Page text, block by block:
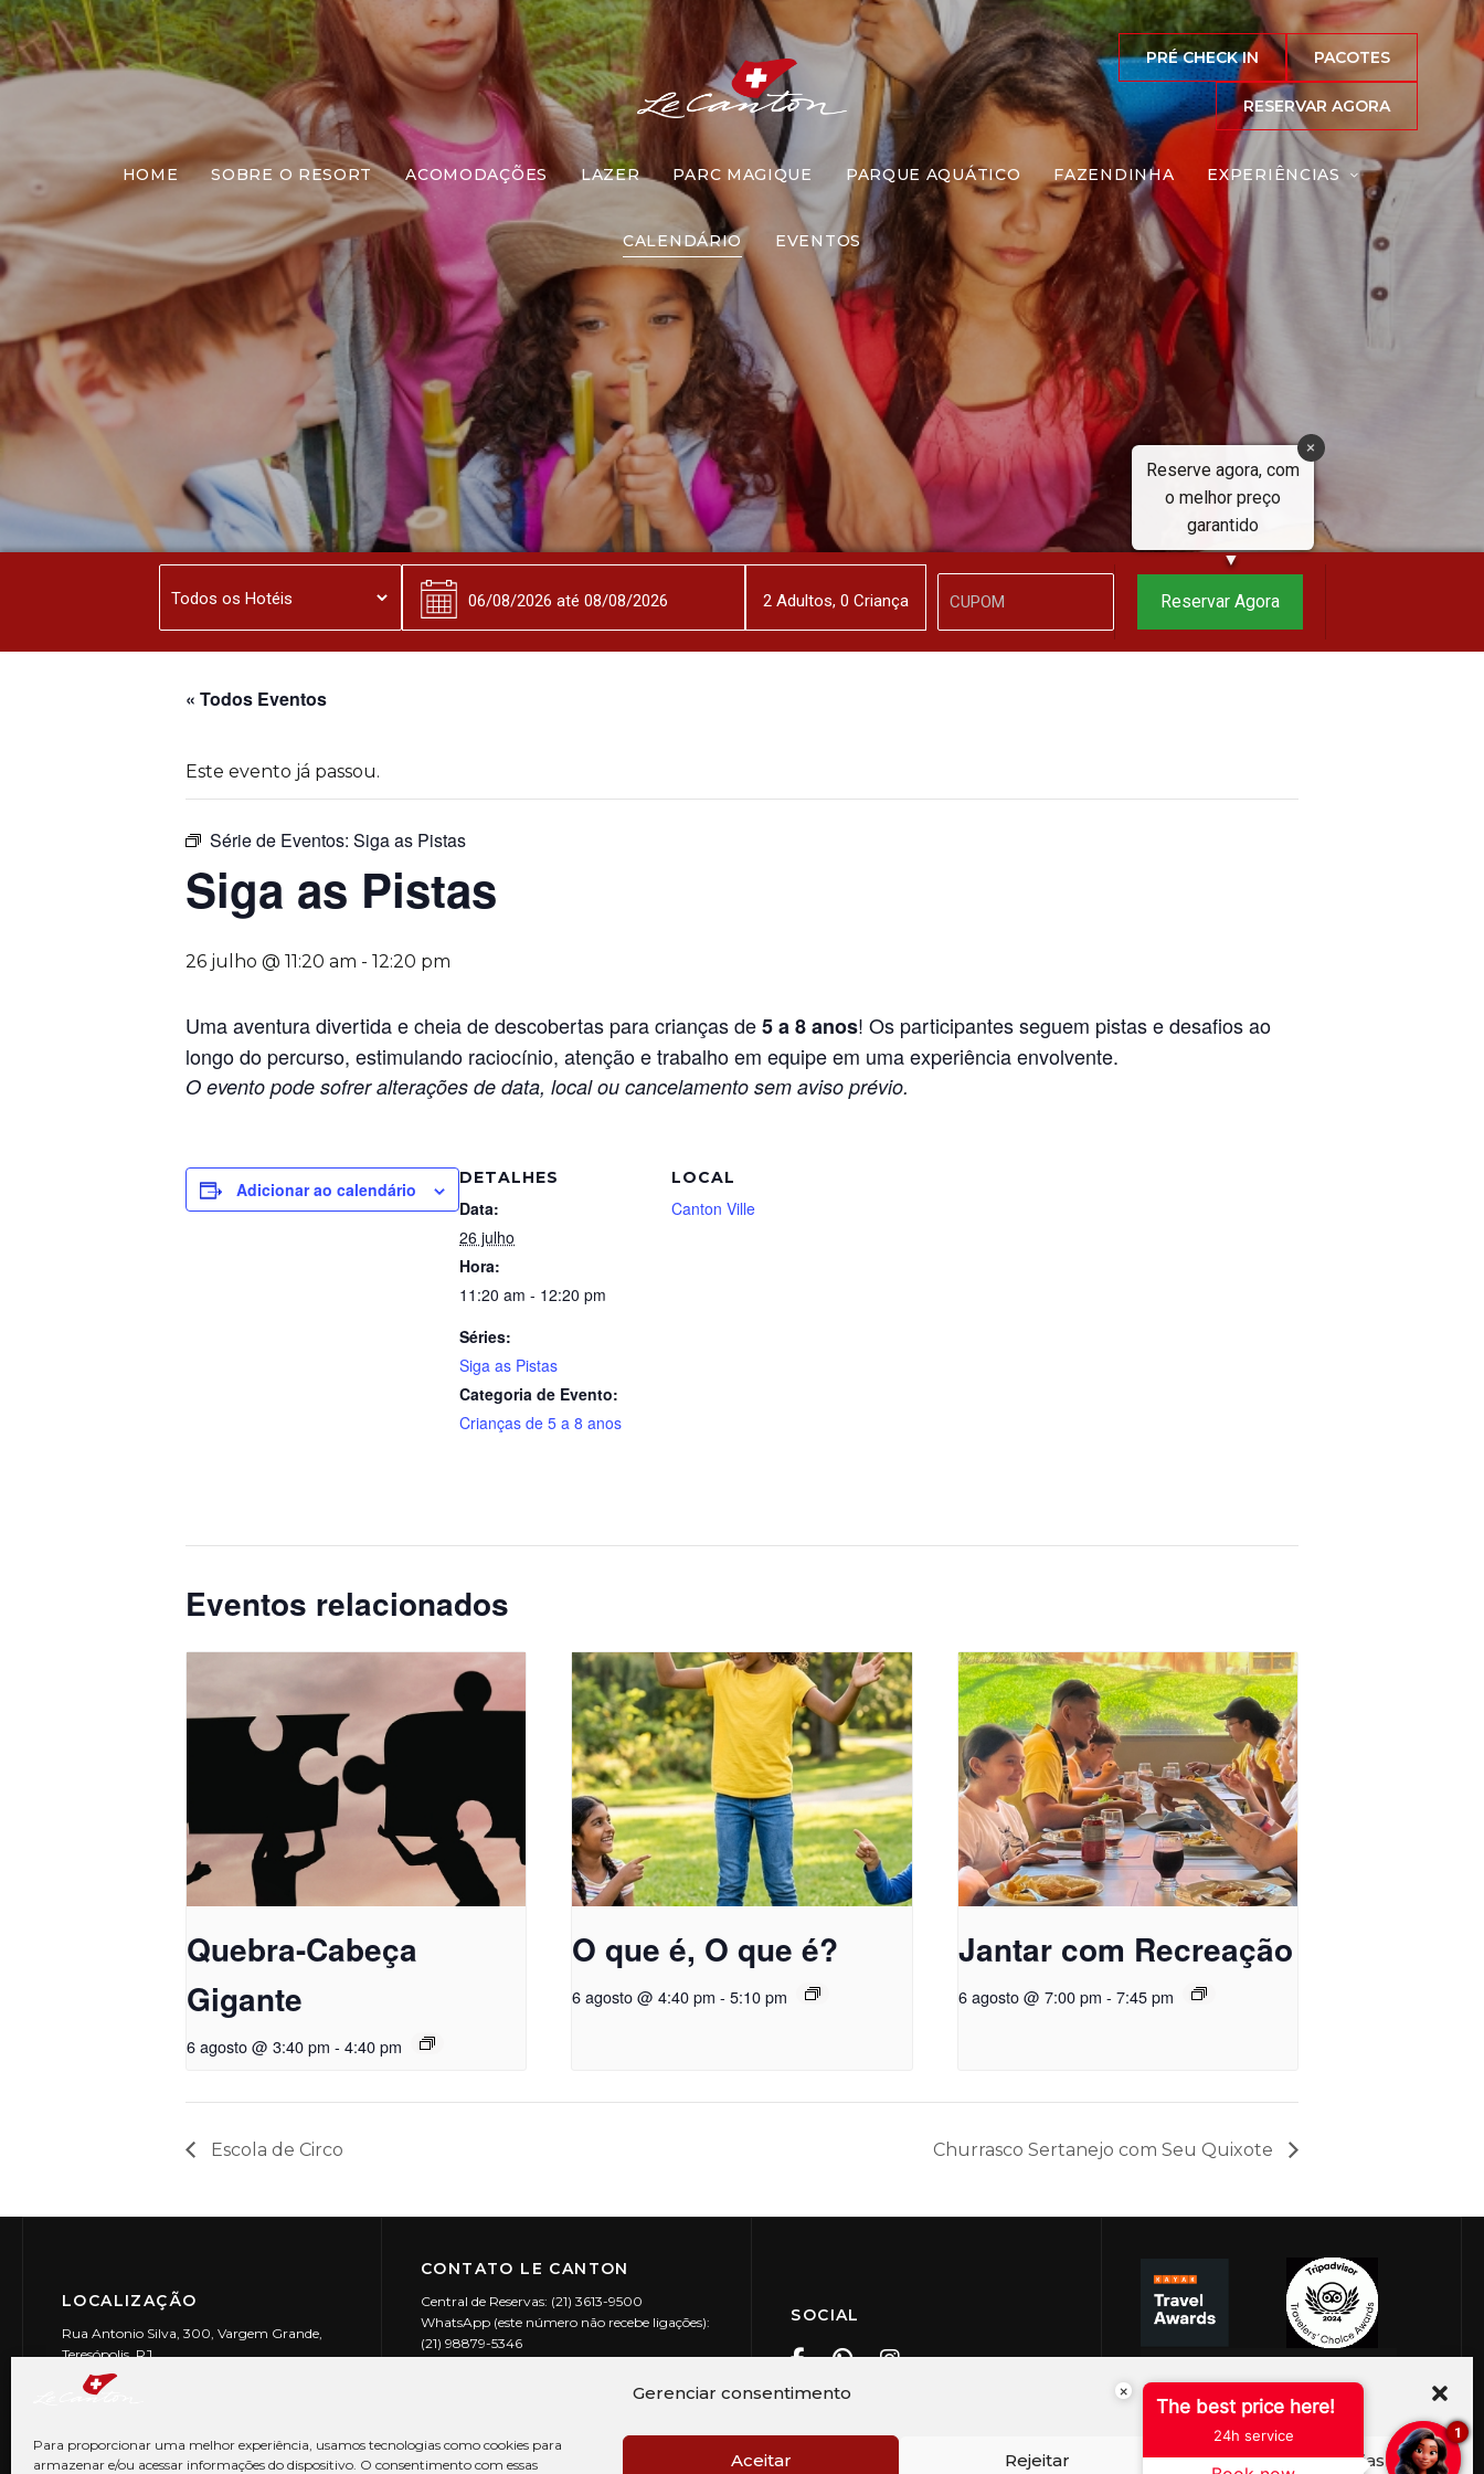
Gerenciar consentimento
Para proporcionar uma melhor experiência, usamos tecnologias como cookies para
armazenar e/ou acessar informações do dispositivo. O consentimento com essas
Aceitar Rejeitar Ver preferências
PRÉ CHECK IN PACOTES
RESERVAR AGORA
HOME SOBRE O RESORT ACOMODAÇÕES LAZER PARC MAGIQUE PARQUE AQUÁTICO FAZENDINHA EXPERIÊNCIAS
CALENDÁRIO EVENTOS
Siga as Pistas
« Todos Eventos
Este evento já passou.
Série de Eventos: Siga as Pistas
Siga as Pistas
26 julho @ 11:20 am - 12:20 pm
Uma aventura divertida e cheia de descobertas para crianças de5 a 8 anos! Os participantes seguem pistas e desafios ao
longo do percurso, estimulando raciocínio, atenção e trabalho em equipe em uma experiência envolvente.
O evento pode sofrer alterações de data, local ou cancelamento sem aviso prévio.
Adicionar ao calendário
DETALHES
Data:
26 julho
Hora:
11:20 am - 12:20 pm
Séries:
Siga as Pistas
Categoria de Evento:
Crianças de 5 a 8 anos
LOCAL
Canton Ville
Eventos relacionados
Quebra-Cabeça
Gigante
6 agosto @ 3:40 pm - 4:40 pm
O que é, O que é?
6 agosto @ 4:40 pm - 5:10 pm
Jantar com Recreação
6 agosto @ 7:00 pm - 7:45 pm
Escola de Circo Churrasco Sertanejo com Seu Quixote
LOCALIZAÇÃO
Rua Antonio Silva, 300, Vargem Grande,
Teresópolis, RJ
CEP: 25990-150
CONTATO LE CANTON
Central de Reservas: (21) 3613-9500
WhatsApp (este número não recebe ligações):
(21) 98879-5346
SOCIAL
2Adultos, 0 Criança
Reserve agora, com
o melhor preço
garantido
▼
Reservar Agora
×
The best price here!
24h service 1